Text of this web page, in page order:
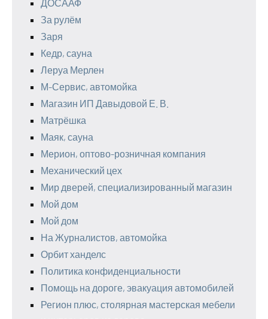
ДОСААФ
За рулём
Заря
Кедр, сауна
Леруа Мерлен
М-Сервис, автомойка
Магазин ИП Давыдовой Е. В.
Матрёшка
Маяк, сауна
Мерион, оптово-розничная компания
Механический цех
Мир дверей, специализированный магазин
Мой дом
Мой дом
На Журналистов, автомойка
Орбит ханделс
Политика конфиденциальности
Помощь на дороге, эвакуация автомобилей
Регион плюс, столярная мастерская мебели